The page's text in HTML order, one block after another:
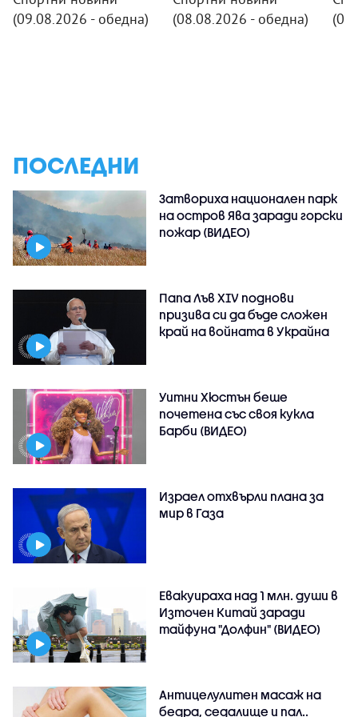
(09.08.2026 - обедна)
(08.08.2026 - обедна)
ПОСЛЕДНИ
Затвориха национален парк
на остров Ява заради горски
пожар (ВИДЕО)
Папа Лъв XIV поднови
призива си да бъде сложен
край на войната в Украйна
Уитни Хюстън беше
почетена със своя кукла
Барби (ВИДЕО)
Израел отхвърли плана за
мир в Газа
Евакуираха над 1 млн. души в
Източен Китай заради
тайфуна "Долфин" (ВИДЕО)
Антицелулитен масаж на
бедра, седалище и пал..